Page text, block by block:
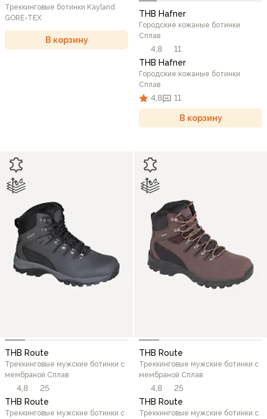
Треккинговые ботинки Kayland
GORE-TEX
В корзину
THB Hafner
Городские кожаные ботинки
Сплав
4,8
11
THB Hafner
Городские кожаные ботинки
Сплав
4,8 11
В корзину
THB Route
Треккинговые мужские ботинки c
мембраной Сплав
4,8
25
THB Route
Треккинговые мужские ботинки c
THB Route
Треккинговые мужские ботинки c
мембраной Сплав
4,8
25
THB Route
Треккинговые мужские ботинки c